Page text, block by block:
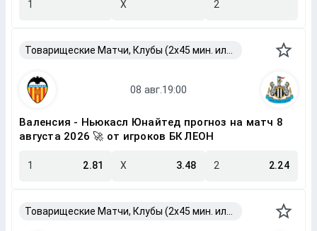
1 X 2
Валенсия - Ньюкасл Юнайтед прогноз на матч 8
августа 2026 🚀 от игроков БК ЛЕОН
1 2.81 X 3.48 2 2.24